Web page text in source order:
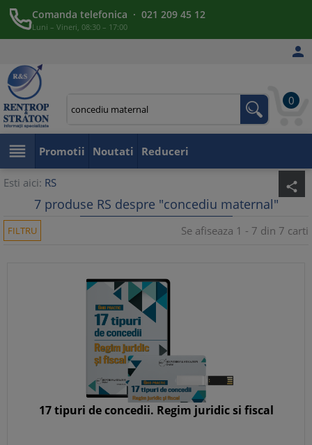
Comanda telefonica · 021 209 45 12
Luni – Vineri, 08:30 – 17:00

0
 Promotii Noutati Reduceri
Esti aici: RS share
7 produse RS despre "concediu maternal"
FILTRU Se afiseaza 1 - 7 din 7 carti
17 tipuri de concedii. Regim juridic si fiscal